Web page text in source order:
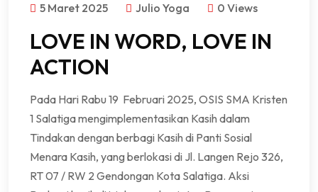
5 Maret 2025 Julio Yoga 0 Views
LOVE IN WORD, LOVE IN
ACTION
Pada Hari Rabu 19 Februari 2025, OSIS SMA Kristen
1 Salatiga mengimplementasikan Kasih dalam
Tindakan dengan berbagi Kasih di Panti Sosial
Menara Kasih, yang berlokasi di Jl. Langen Rejo 326,
RT 07 / RW 2 Gendongan Kota Salatiga. Aksi